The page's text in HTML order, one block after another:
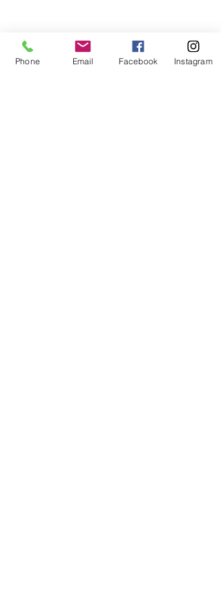
Phone Email Facebook Instagram